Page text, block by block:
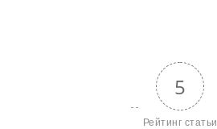
5
Рейтинг статьи